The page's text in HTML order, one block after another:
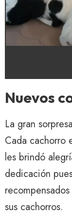
Nuevos
La gran
Cada cachorro
les brindó
dedicación
sus cachorros.